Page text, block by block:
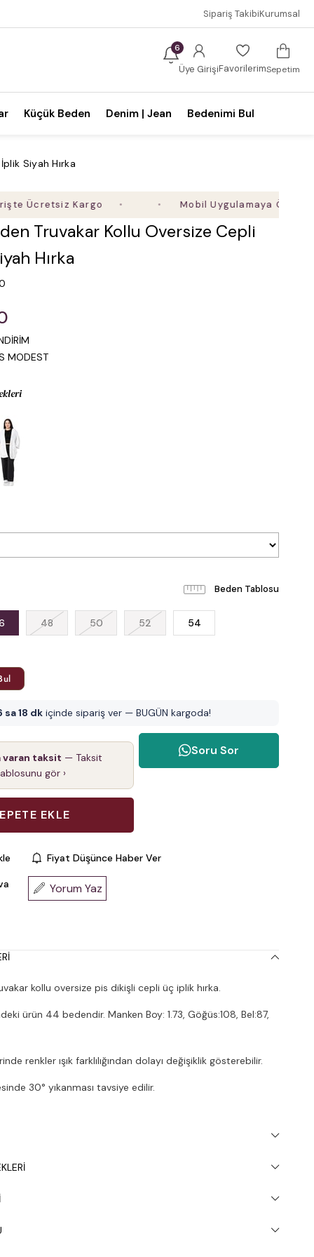
Sipariş TakibiKurumsal
6
Üye GirişiFavorilerimSepetim
Küçük Beden Denim | Jean Bedenimi Bul
Siyah Hırka
Kargo Mobil Uygulamaya Özel Ek %5
Truvakar Kollu Oversize Cepli
Hırka
MODEST
Beden Tablosu
48 50 52 54
sa 18 dkiçinde sipariş ver — BUGÜN kargoda!
varan taksit — Taksit
gör ›
Soru Sor
Fiyat Düşünce Haber Ver
Yorum Yaz
kollu oversize pis dikişli cepli üç iplik hırka.
ürün 44 bedendir. Manken Boy: 1.73, Göğüs:108, Bel:87,
renkler ışık farklılığından dolayı değişiklik gösterebilir.
30° yıkanması tavsiye edilir.